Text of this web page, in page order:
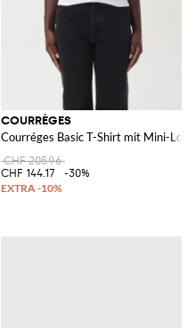
COURRÈGES
Courréges Basic T-Shirt mit Mini-Logo
CHF 205.96
CHF 144.17
-30%